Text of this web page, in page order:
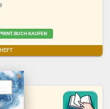
KAUFEN